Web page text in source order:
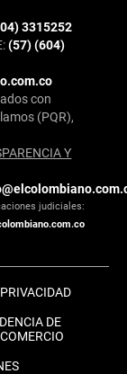
3315252
(57) (604)
con
(PQR),
Y
judiciales:
DE